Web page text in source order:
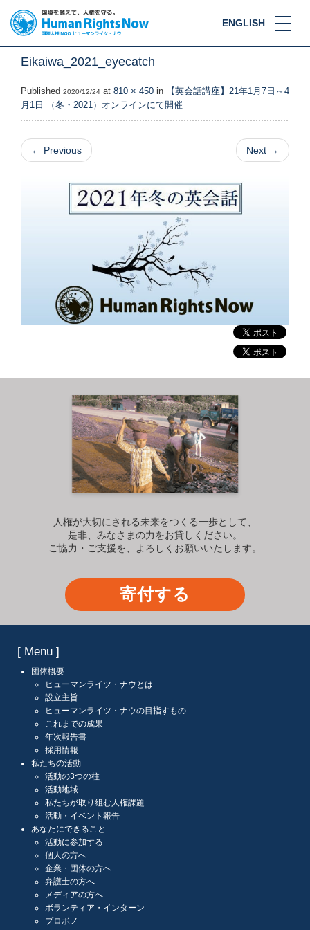
ENGLISH
Eikaiwa_2021_eyecatch
Published 2020/12/24 at 810 × 450 in
【英会話講座】21年1月7日～4
月1日 （冬・2021）オンラインにて開催
← Previous Next →
人権が大切にされる未来をつくる一歩として、
是非、みなさまの力をお貸しください。
ご協力・ご支援を、よろしくお願いいたします。
寄付する
[ Menu ]
団体概要
ヒューマンライツ・ナウとは
設立主旨
ヒューマンライツ・ナウの目指すもの
これまでの成果
年次報告書
採用情報
私たちの活動
活動の3つの柱
活動地域
私たちが取り組む人権課題
活動・イベント報告
あなたにできること
活動に参加する
個人の方へ
企業・団体の方へ
弁護士の方へ
メディアの方へ
ボランティア・インターン
プロボノ